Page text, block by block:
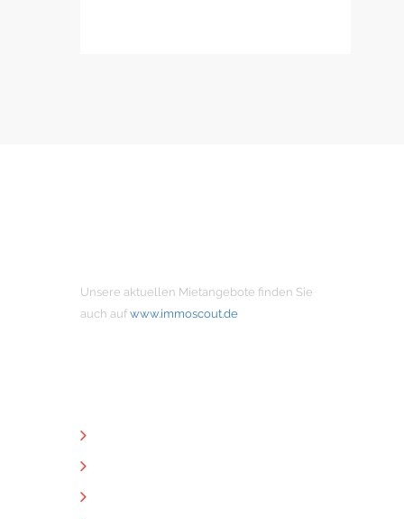
Unsere aktuellen Mietangebote finden Sie
auch auf www.immoscout.de